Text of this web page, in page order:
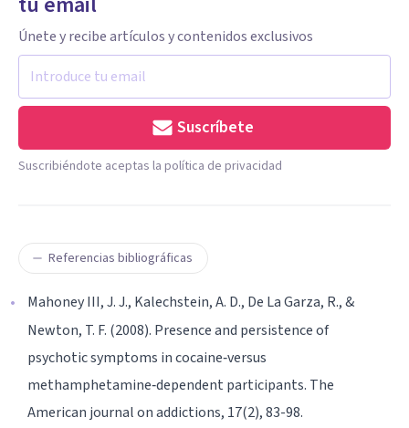
Únete y recibe artículos y contenidos exclusivos
Suscríbete
Suscribiéndote aceptas la política de privacidad
Referencias bibliográficas
Mahoney III, J. J., Kalechstein, A. D., De La Garza, R., &
Newton, T. F. (2008). Presence and persistence of
psychotic symptoms in cocaine‐versus
methamphetamine‐dependent participants. The
American journal on addictions, 17(2), 83-98.